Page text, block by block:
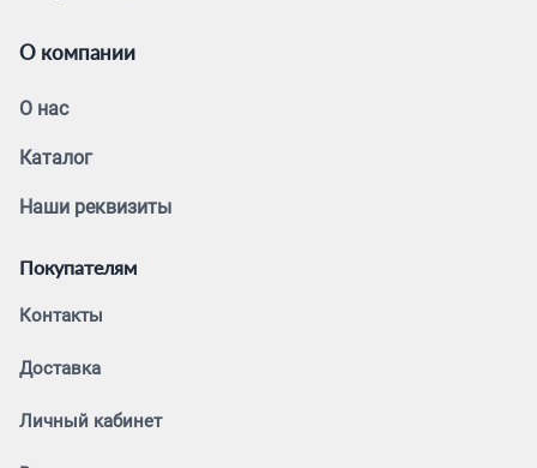
О компании
О нас
Каталог
Наши реквизиты
Покупателям
Контакты
Доставка
Личный кабинет